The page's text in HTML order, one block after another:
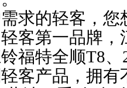
求的轻客，您
客第一品牌
福特全顺T8
客产品，拥